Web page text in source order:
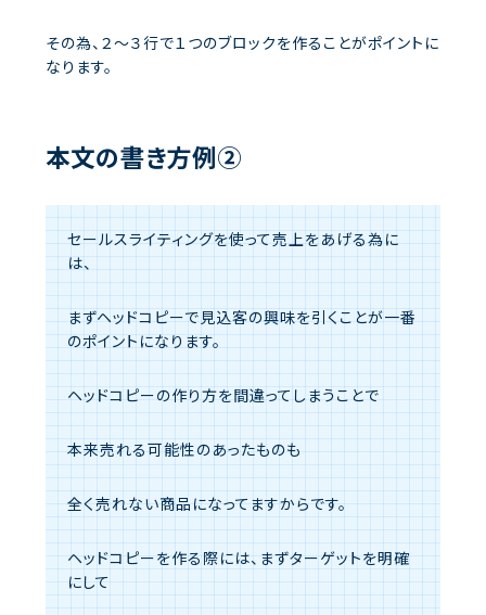
その為、２～３行で１つのブロックを作ることがポイントに
なります。
本文の書き方例②
セールスライティングを使って売上をあげる為に
は、
まずヘッドコピーで見込客の興味を引くことが一番
のポイントになります。
ヘッドコピーの作り方を間違ってしまうことで
本来売れる可能性のあったものも
全く売れない商品になってますからです。
ヘッドコピーを作る際には、まずターゲットを明確
にして